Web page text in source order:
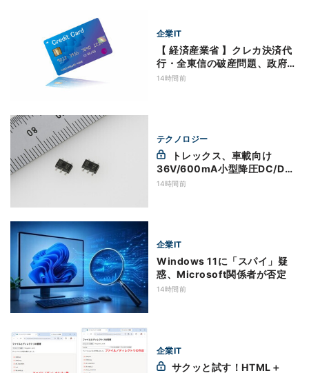
企業IT
【 経済産業省 】クレカ決済代
行・全東信の破産問題、政府が
実態調査へ
14時間前
テクノロジー
36V/600mA小型降圧DC/DC
コンバータを開発
14時間前
企業IT
Windows 11に「スパイ」疑
惑、Microsoft関係者が否定
14時間前
企業IT